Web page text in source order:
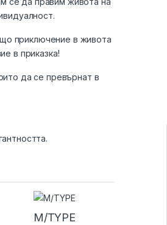
приключение в живота
в приказка!
да се превърнат в
M/TYPE